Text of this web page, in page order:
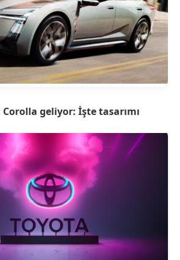
geliyor: İşte tasarımı